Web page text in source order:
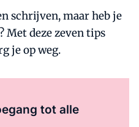
schrijven, maar heb je
Met deze zeven tips
je op weg.
tot alle